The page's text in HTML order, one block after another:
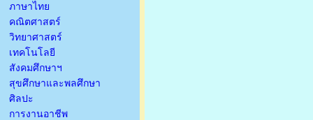
ภาษาไทย
คณิตศาสตร์
วิทยาศาสตร์
เทคโนโลยี
สังคมศึกษาฯ
สุขศึกษาและพลศึกษา
ศิลปะ
การงานอาชีพ